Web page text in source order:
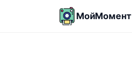
МойМомент